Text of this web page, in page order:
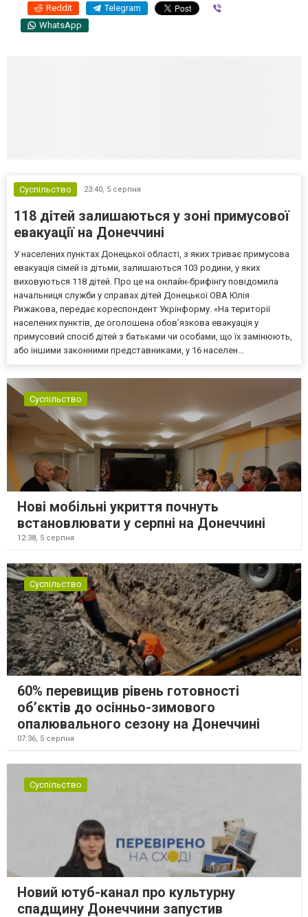
Reddit Telegram
WhatsApp
Суспільство 23:40, 5 серпня
118 дітей залишаються у зоні примусової
евакуації на Донеччині
У населених пунктах Донецької області, з яких триває примусова
евакуація сімей із дітьми, залишаються 103 родини, у яких
виховуються 118 дітей. Про це на онлайн-брифінгу повідомила
начальниця служби у справах дітей Донецької ОВА Юлія
Рижакова, передає кореспондент Укрінформу. «На території
населених пунктів, де оголошена обов’язкова евакуація у
примусовий спосіб дітей з батьками чи особами, що їх замінюють,
або іншими законними представниками, у 16 населен...
Суспільство
Нові мобільні укриття почнуть
встановлювати у серпні на Донеччині
12:38, 5 серпня
Суспільство
60% перевищив рівень готовності
об’єктів до осінньо-зимового
опалювального сезону на Донеччині
07:36, 5 серпня
Суспільство
Новий ютуб-канал про культурну
спадщину Донеччини запустив